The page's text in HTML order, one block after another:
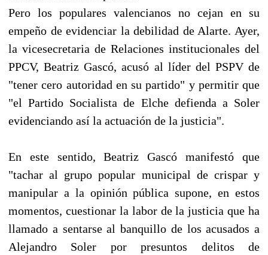
Pero los populares valencianos no cejan en su
empeño de evidenciar la debilidad de Alarte. Ayer,
la vicesecretaria de Relaciones institucionales del
PPCV, Beatriz Gascó, acusó al líder del PSPV de
"tener cero autoridad en su partido" y permitir que
"el Partido Socialista de Elche defienda a Soler
evidenciando así la actuación de la justicia".
En este sentido, Beatriz Gascó manifestó que
"tachar al grupo popular municipal de crispar y
manipular a la opinión pública supone, en estos
momentos, cuestionar la labor de la justicia que ha
llamado a sentarse al banquillo de los acusados a
Alejandro Soler por presuntos delitos de